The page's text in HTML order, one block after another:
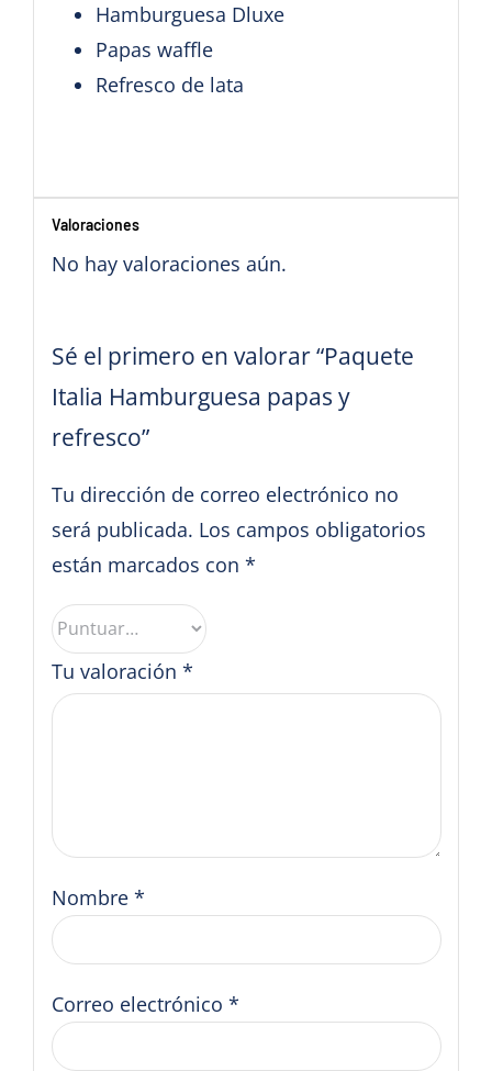
Hamburguesa Dluxe
Papas waffle
Refresco de lata
Valoraciones
No hay valoraciones aún.
Sé el primero en valorar “Paquete
Italia Hamburguesa papas y
refresco”
Tu dirección de correo electrónico no
será publicada. Los campos obligatorios
están marcados con *
Tu valoración *
Nombre *
Correo electrónico *